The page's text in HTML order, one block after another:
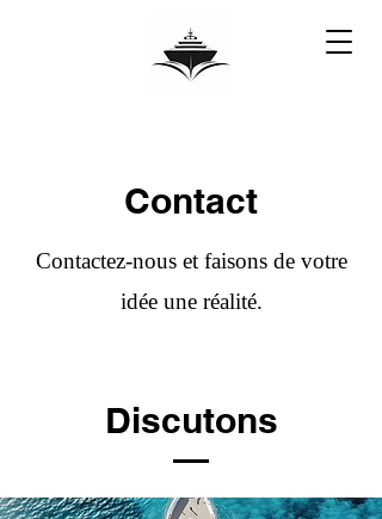
Contact
Contactez-nous et faisons de votre
idée une réalité.
Discutons